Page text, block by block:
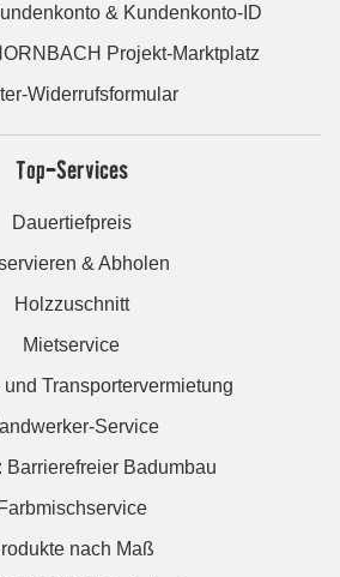
& Kundenkonto-ID
Projekt-Marktplatz
Widerrufsformular
Top-Services
Dauertiefpreis
& Abholen
Holzzuschnitt
Mietservice
Transportervermietung
Service
Barrierefreier Badumbau
Farbmischservice
nach Maß